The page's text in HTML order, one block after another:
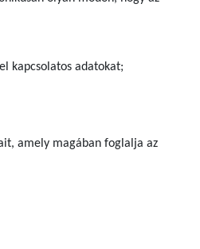
kapcsolatos adatokat;
amely magában foglalja az